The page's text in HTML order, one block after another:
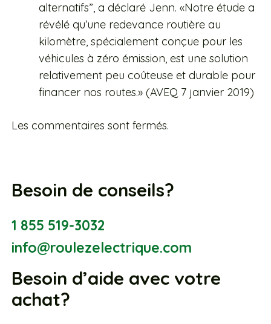
alternatifs”, a déclaré Jenn. «Notre étude a
révélé qu’une redevance routière au
kilomètre, spécialement conçue pour les
véhicules à zéro émission, est une solution
relativement peu coûteuse et durable pour
financer nos routes.» (AVEQ 7 janvier 2019)
Les commentaires sont fermés.
Besoin de conseils?
1 855 519-3032
info@roulezelectrique.com
Besoin d’aide avec votre
achat?